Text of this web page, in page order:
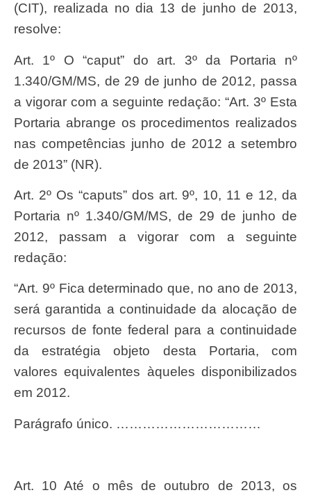
(CIT), realizada no dia 13 de junho de 2013,
resolve:
Art. 1º O “caput” do art. 3º da Portaria nº
1.340/GM/MS, de 29 de junho de 2012, passa
a vigorar com a seguinte redação: “Art. 3º Esta
Portaria abrange os procedimentos realizados
nas competências junho de 2012 a setembro
de 2013” (NR).
Art. 2º Os “caputs” dos art. 9º, 10, 11 e 12, da
Portaria nº 1.340/GM/MS, de 29 de junho de
2012, passam a vigorar com a seguinte
redação:
“Art. 9º Fica determinado que, no ano de 2013,
será garantida a continuidade da alocação de
recursos de fonte federal para a continuidade
da estratégia objeto desta Portaria, com
valores equivalentes àqueles disponibilizados
em 2012.
Parágrafo único. ……………………………
Art. 10 Até o mês de outubro de 2013, os